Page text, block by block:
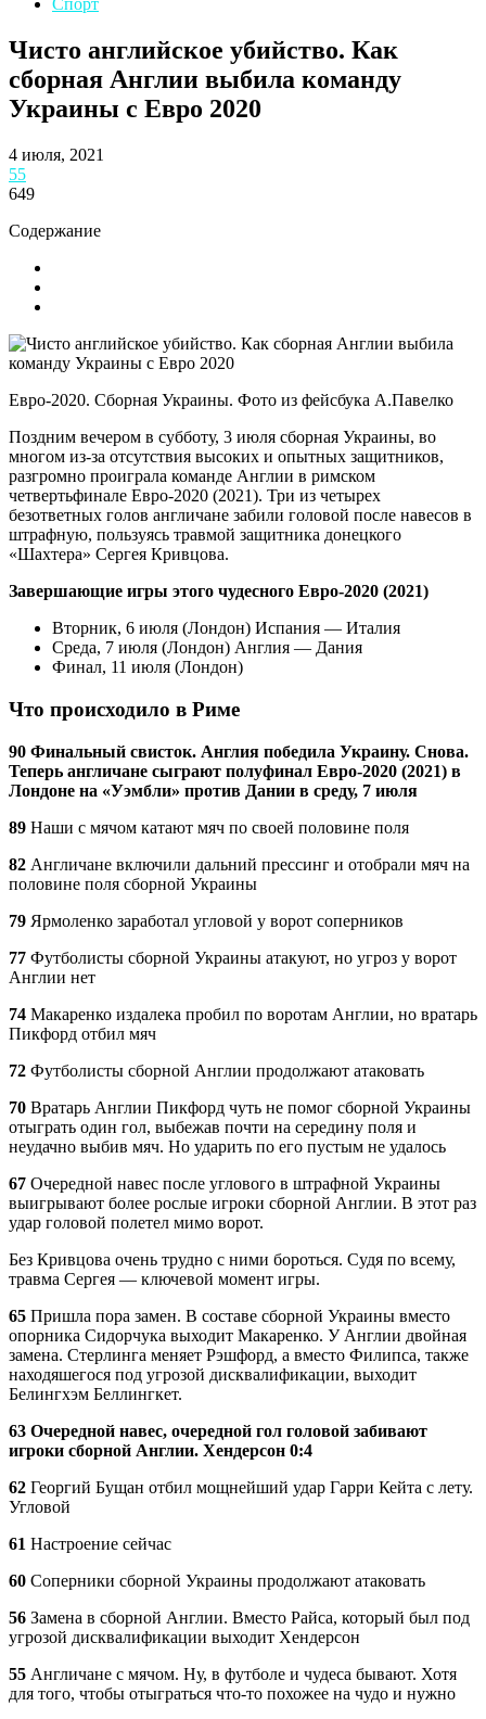
Спорт
Чисто английское убийство. Как
сборная Англии выбила команду
Украины с Евро 2020
4 июля, 2021
55
649
Содержание
Евро-2020. Сборная Украины. Фото из фейсбука А.Павелко
Поздним вечером в субботу, 3 июля сборная Украины, во
многом из-за отсутствия высоких и опытных защитников,
разгромно проиграла команде Англии в римском
четвертьфинале Евро-2020 (2021). Три из четырех
безответных голов англичане забили головой после навесов в
штрафную, пользуясь травмой защитника донецкого
«Шахтера» Сергея Кривцова.
Завершающие игры этого чудесного Евро-2020 (2021)
Вторник, 6 июля (Лондон) Испания — Италия
Среда, 7 июля (Лондон) Англия — Дания
Финал, 11 июля (Лондон)
Что происходило в Риме
90 Финальный свисток. Англия победила Украину. Снова.
Теперь англичане сыграют полуфинал Евро-2020 (2021) в
Лондоне на «Уэмбли» против Дании в среду, 7 июля
89 Наши с мячом катают мяч по своей половине поля
82 Англичане включили дальний прессинг и отобрали мяч на
половине поля сборной Украины
79 Ярмоленко заработал угловой у ворот соперников
77 Футболисты сборной Украины атакуют, но угроз у ворот
Англии нет
74 Макаренко издалека пробил по воротам Англии, но вратарь
Пикфорд отбил мяч
72 Футболисты сборной Англии продолжают атаковать
70 Вратарь Англии Пикфорд чуть не помог сборной Украины
отыграть один гол, выбежав почти на середину поля и
неудачно выбив мяч. Но ударить по его пустым не удалось
67 Очередной навес после углового в штрафной Украины
выигрывают более рослые игроки сборной Англии. В этот раз
удар головой полетел мимо ворот.
Без Кривцова очень трудно с ними бороться. Судя по всему,
травма Сергея — ключевой момент игры.
65 Пришла пора замен. В составе сборной Украины вместо
опорника Сидорчука выходит Макаренко. У Англии двойная
замена. Стерлинга меняет Рэшфорд, а вместо Филипса, также
находяшегося под угрозой дисквалификации, выходит
Белингхэм Беллингкет.
63 Очередной навес, очередной гол головой забивают
игроки сборной Англии. Хендерсон 0:4
62 Георгий Бущан отбил мощнейший удар Гарри Кейта с лету.
Угловой
61 Настроение сейчас
60 Соперники сборной Украины продолжают атаковать
56 Замена в сборной Англии. Вместо Райса, который был под
угрозой дисквалификации выходит Хендерсон
55 Англичане с мячом. Ну, в футболе и чудеса бывают. Хотя
для того, чтобы отыграться что-то похожее на чудо и нужно